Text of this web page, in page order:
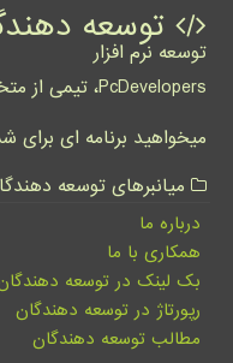
توسعه
توسعه نرم افزار
PcDevelopers، تیمی از متخصصان توسعه نرم افزار که ایده های شما را به واقعیت تبدیل نموده و کسب و کار شما را متحول می کنند.
میخواهید برنامه ای برای
میانبرهای توسعه
درباره ما
همکاری با ما
بک لینک در توسعه
رپورتاژ در توسعه دهندگان
مطالب توسعه دهندگان